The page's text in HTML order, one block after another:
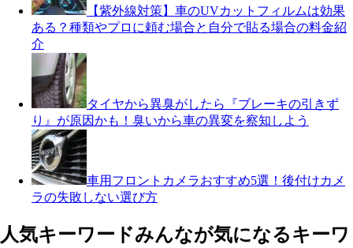
【紫外線対策】車のUVカットフィルムは効果
ある？種類やプロに頼む場合と自分で貼る場合の料金紹
介
タイヤから異臭がしたら『ブレーキの引きず
り』が原因かも！臭いから車の異変を察知しよう
車用フロントカメラおすすめ5選！後付けカメ
ラの失敗しない選び方
人気キーワードみんなが気になるキーワ